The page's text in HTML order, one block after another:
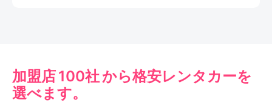
加盟店100社から格安レンタカーを
選べます。